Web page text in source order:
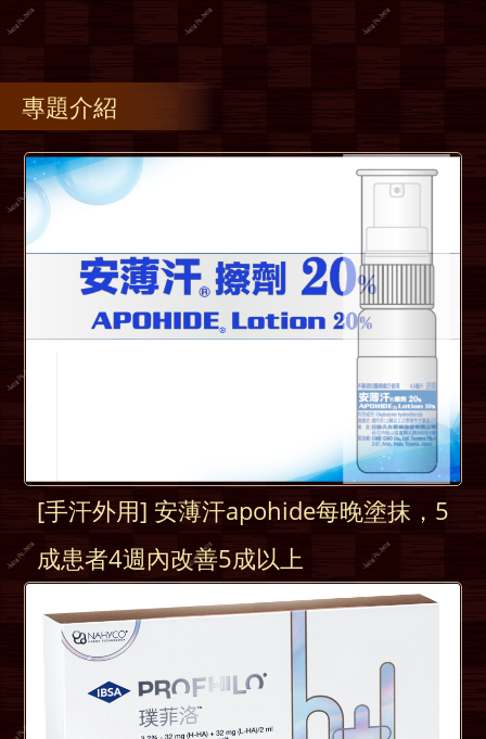
專題介紹
[手汗外用] 安薄汗apohide每晚塗抹，5
成患者4週內改善5成以上